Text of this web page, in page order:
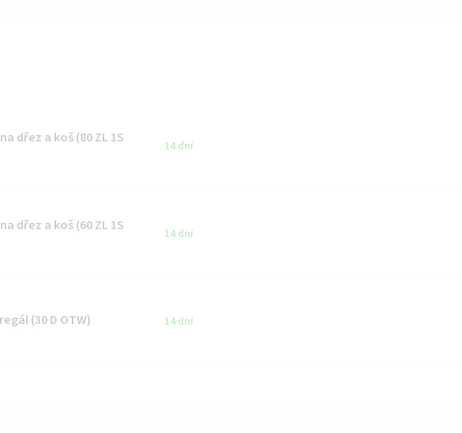
dřez a koš (80 ZL 1S
14 dní
dřez a koš (60 ZL 1S
14 dní
(30 D OTW) 14 dní